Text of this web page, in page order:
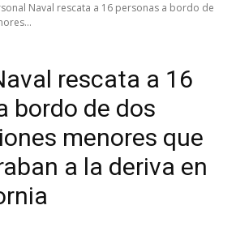
Naval rescata a 16 personas a bordo de
rescata a 16
bordo de dos
menores que
a la deriva en